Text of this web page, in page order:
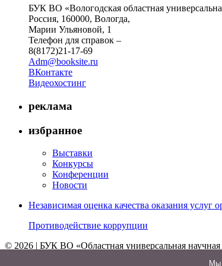
БУК ВО «Вологодская областная
Россия, 160000, Вологда,
Марии Ульяновой, 1
Телефон для справок –
8(8172)21-17-69
Adm@booksite.ru
ВКонтакте
Видеохостинг
реклама
избранное
Выставки
Конкурсы
Конференции
Новости
Независимая оценка качества оказания услуг
Противодействие коррупции
© 2026 | БУК ВО «Областная универсальная научная
Мы